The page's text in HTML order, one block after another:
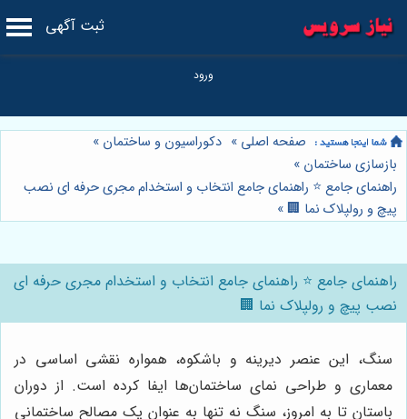
ثبت آگهی
صفحه اصلی » دکوراسیون و ساختمان »
بازسازی ساختمان »
راهنمای جامع ⭐️ راهنمای جامع انتخاب و استخدام مجری حرفه ای نصب
پیچ و رولپلاک نما 🏢 »
راهنمای جامع ⭐️ راهنمای جامع انتخاب و استخدام مجری حرفه ای
نصب پیچ و رولپلاک نما 🏢
سنگ، این عنصر دیرینه و باشکوه، همواره نقشی اساسی در
معماری و طراحی نمای ساختمان‌ها ایفا کرده است. از دوران
باستان تا به امروز، سنگ نه تنها به عنوان یک مصالح ساختمانی